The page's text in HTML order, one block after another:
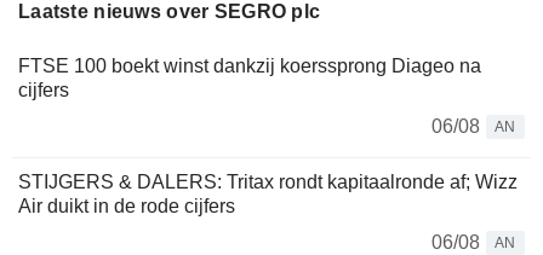
Laatste nieuws over SEGRO plc
FTSE 100 boekt winst dankzij koerssprong Diageo na
cijfers
06/08
AN
STIJGERS & DALERS: Tritax rondt kapitaalronde af; Wizz
Air duikt in de rode cijfers
06/08
AN